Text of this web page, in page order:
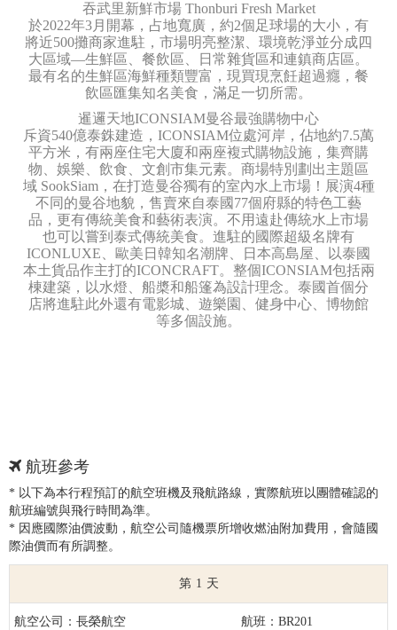
吞武里新鮮市場 Thonburi Fresh Market
於2022年3月開幕，占地寬廣，約2個足球場的大小，有
將近500攤商家進駐，市場明亮整潔、環境乾淨並分成四
大區域—生鮮區、餐飲區、日常雜貨區和連鎮商店區。
最有名的生鮮區海鮮種類豐富，現買現烹飪超過癮，餐
飲區匯集知名美食，滿足一切所需。
暹邏天地ICONSIAM曼谷最強購物中心
斥資540億泰銖建造，ICONSIAM位處河岸，佔地約7.5萬
平方米，有兩座住宅大廈和兩座複式購物設施，集齊購
物、娛樂、飲食、文創市集元素。商場特別劃出主題區
域 SookSiam，在打造曼谷獨有的室內水上市場！展演4種
不同的曼谷地貌，售賣來自泰國77個府縣的特色工藝
品，更有傳統美食和藝術表演。不用遠赴傳統水上市場
也可以嘗到泰式傳統美食。進駐的國際超級名牌有
ICONLUXE、歐美日韓知名潮牌、日本高島屋、以泰國
本土貨品作主打的ICONCRAFT。整個ICONSIAM包括兩
棟建築，以水燈、船槳和船篷為設計理念。泰國首個分
店將進駐此外還有電影城、遊樂園、健身中心、博物館
等多個設施。
航班參考
* 以下為本行程預訂的航空班機及飛航路線，實際航班以團體確認的
航班編號與飛行時間為準。
* 因應國際油價波動，航空公司隨機票所增收燃油附加費用，會隨國
際油價而有所調整。
1
長榮航空 BR201